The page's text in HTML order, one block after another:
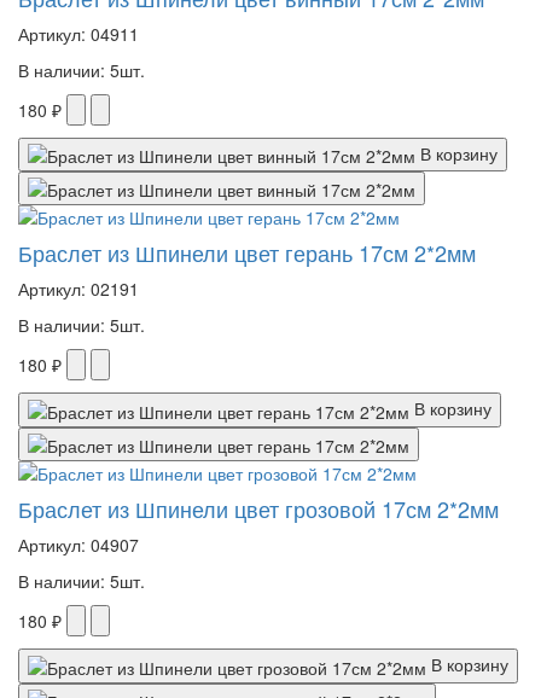
Артикул: 04911
В наличии: 5шт.
180 ₽
В корзину
Браслет из Шпинели цвет герань 17см 2*2мм
Артикул: 02191
В наличии: 5шт.
180 ₽
В корзину
Браслет из Шпинели цвет грозовой 17см 2*2мм
Артикул: 04907
В наличии: 5шт.
180 ₽
В корзину